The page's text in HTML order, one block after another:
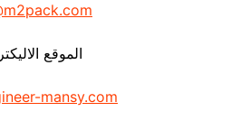
الموقع
mansy.com